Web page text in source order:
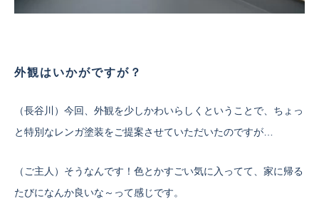
外観はいかがですが？
（長谷川）今回、外観を少しかわいらしくということで、ちょっ
と特別なレンガ塗装をご提案させていただいたのですが…
（ご主人）そうなんです！色とかすごい気に入ってて、家に帰る
たびになんか良いな～って感じです。